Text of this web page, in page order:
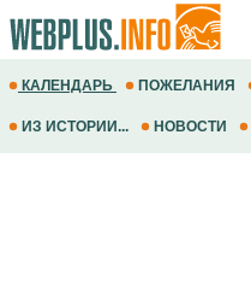
КАЛЕНДАРЬ ПОЖЕЛАНИЯ
ИЗ ИСТОРИИ... НОВОСТИ